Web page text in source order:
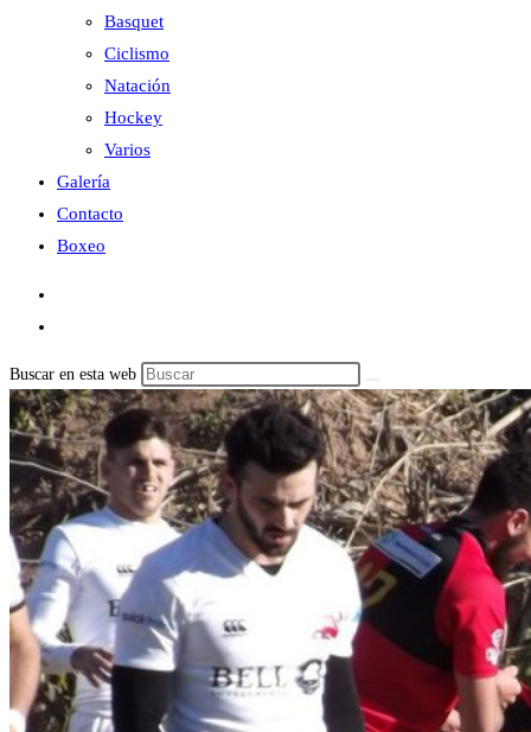
Basquet
Ciclismo
Natación
Hockey
Varios
Galería
Contacto
Boxeo
Buscar en esta web